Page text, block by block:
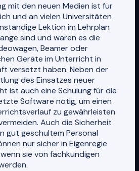
mit den neuen Medien ist für
und an vielen Universitäten
Lektion im Lehrplan
sind und waren es die
Beamer oder
Geräte im Unterricht in
versetzt haben. Neben der
des Einsatzes neuer
ist auch eine Schulung für die
Software nötig, um einen
zu gewährleisten
Auch die Sicherheit
gut geschultem Personal
nur sicher in Eigenregie
sie von fachkundigen